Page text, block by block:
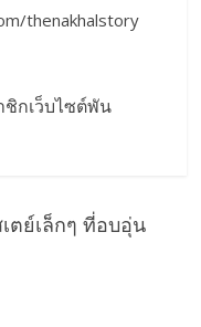
thenakhalstory
ชิกเว็บไซต์พัน
ตย์เล็กๆ ที่อบอุ่น